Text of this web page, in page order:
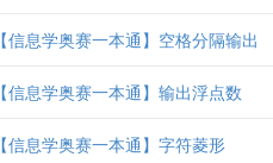
【信息学奥赛一本通】空格分隔输出
【信息学奥赛一本通】输出浮点数
【信息学奥赛一本通】字符菱形